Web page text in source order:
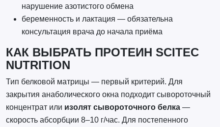
нарушение азотистого обмена
беременность и лактация — обязательна
консультация врача до начала приёма
КАК ВЫБРАТЬ ПРОТЕИН SCITEC
NUTRITION
Тип белковой матрицы — первый критерий. Для
закрытия анаболического окна подходит сывороточный
концентрат или изолят сывороточного белка—
скорость абсорбции 8–10 г/час. Для постепенного